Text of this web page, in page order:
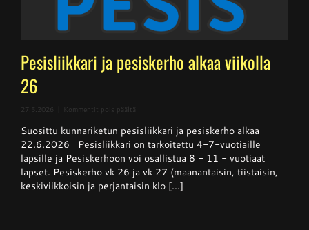
Pesisliikkari ja pesiskerho alkaa viikolla
26
27.5.2026 Kommentit pois päältä
ja
pesiskerho
alkaa
viikolla
26
Suosittu kunnariketun pesisliikkari ja pesiskerho alkaa
22.6.2026 Pesisliikkari on tarkoitettu 4-7-vuotiaille
lapsille ja Pesiskerhoon voi osallistua 8 - 11 - vuotiaat
lapset. Pesiskerho vk 26 ja vk 27 (maanantaisin, tiistaisin,
keskiviikkoisin ja perjantaisin klo [...]